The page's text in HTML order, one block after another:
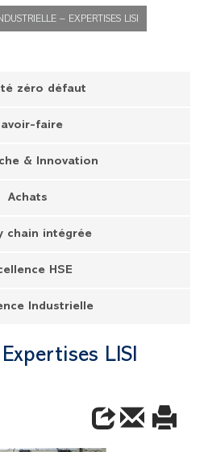
– EXPERTISES LISI
zéro défaut
faire
& Innovation
Achats
chain intégrée
HSE
Industrielle
LISI